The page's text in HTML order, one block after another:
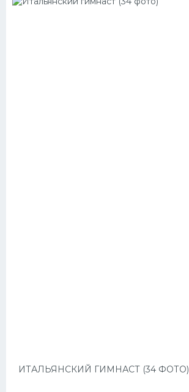
ИТАЛЬЯНСКИЙ ГИМНАСТ (34 ФОТО)